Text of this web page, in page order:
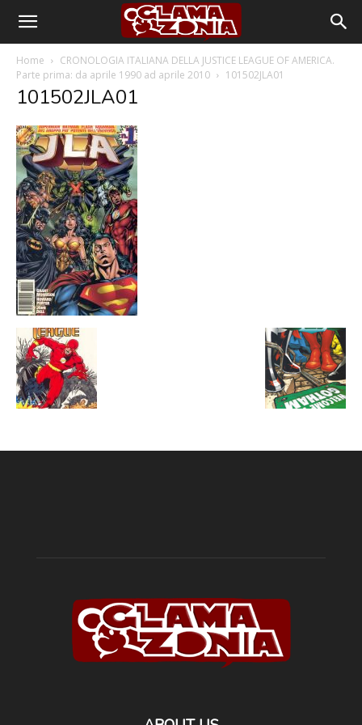
Home
CRONOLOGIA ITALIANA DELLA JUSTICE LEAGUE OF AMERICA.
Parte prima: da aprile 1990 ad aprile 2010
101502JLA01
101502JLA01